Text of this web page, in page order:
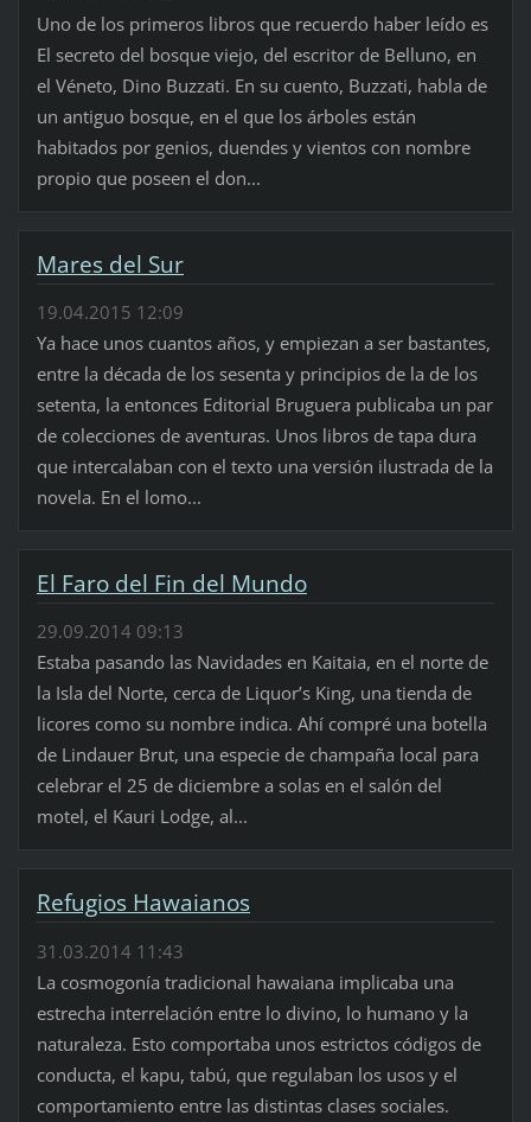
Uno de los primeros libros que recuerdo haber leído es
El secreto del bosque viejo, del escritor de Belluno, en
el Véneto, Dino Buzzati. En su cuento, Buzzati, habla de
un antiguo bosque, en el que los árboles están
habitados por genios, duendes y vientos con nombre
propio que poseen el don...
Mares del Sur
19.04.2015 12:09
Ya hace unos cuantos años, y empiezan a ser bastantes,
entre la década de los sesenta y principios de la de los
setenta, la entonces Editorial Bruguera publicaba un par
de colecciones de aventuras. Unos libros de tapa dura
que intercalaban con el texto una versión ilustrada de la
novela. En el lomo...
El Faro del Fin del Mundo
29.09.2014 09:13
Estaba pasando las Navidades en Kaitaia, en el norte de
la Isla del Norte, cerca de Liquor’s King, una tienda de
licores como su nombre indica. Ahí compré una botella
de Lindauer Brut, una especie de champaña local para
celebrar el 25 de diciembre a solas en el salón del
motel, el Kauri Lodge, al...
Refugios Hawaianos
31.03.2014 11:43
La cosmogonía tradicional hawaiana implicaba una
estrecha interrelación entre lo divino, lo humano y la
naturaleza. Esto comportaba unos estrictos códigos de
conducta, el kapu, tabú, que regulaban los usos y el
comportamiento entre las distintas clases sociales.